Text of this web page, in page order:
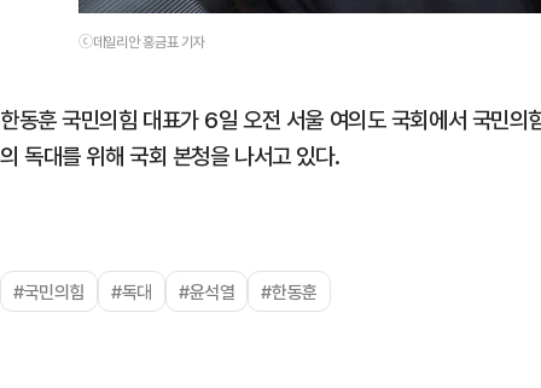
ⓒ데일리안 홍금표 기자
한동훈 국민의힘 대표가 6일 오전 서울 여의도 국회에서 국민
의 독대를 위해 국회 본청을 나서고 있다.
#국민의힘 #독대 #윤석열 #한동훈